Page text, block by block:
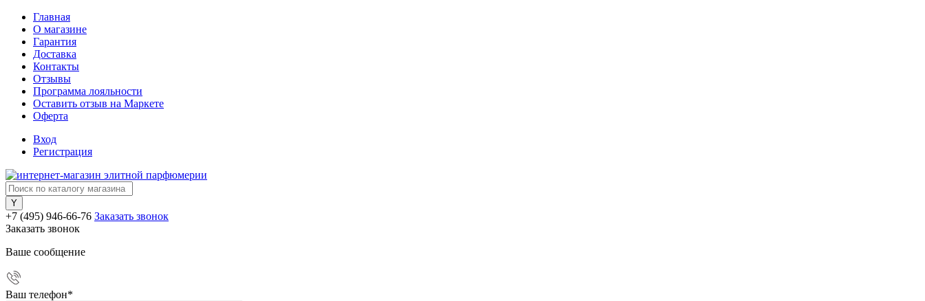
Главная
О магазине
Гарантия
Доставка
Контакты
Отзывы
Программа лояльности
Оставить отзыв на Маркете
Оферта
Вход
Регистрация
+7 (495) 946-66-76 Заказать звонок
Заказать звонок
Ваше сообщение
Ваш телефон*